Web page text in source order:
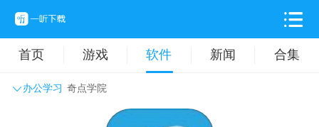
首页 游戏 软件 新闻 合集
办公学习 奇点学院
主题壁纸 旅游出行